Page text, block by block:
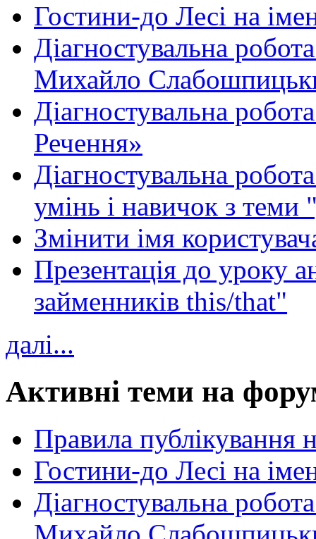
Гостини-до Лесі на
Діагностувальна
Михайло
Діагностувальна
Речення»
Діагностувальна
умінь і навичок з теми
Змінити імя
Презентація до уроку
займенників this/that"
далі...
Активні теми на
Правила публікування
Гостини-до Лесі на
Діагностувальна